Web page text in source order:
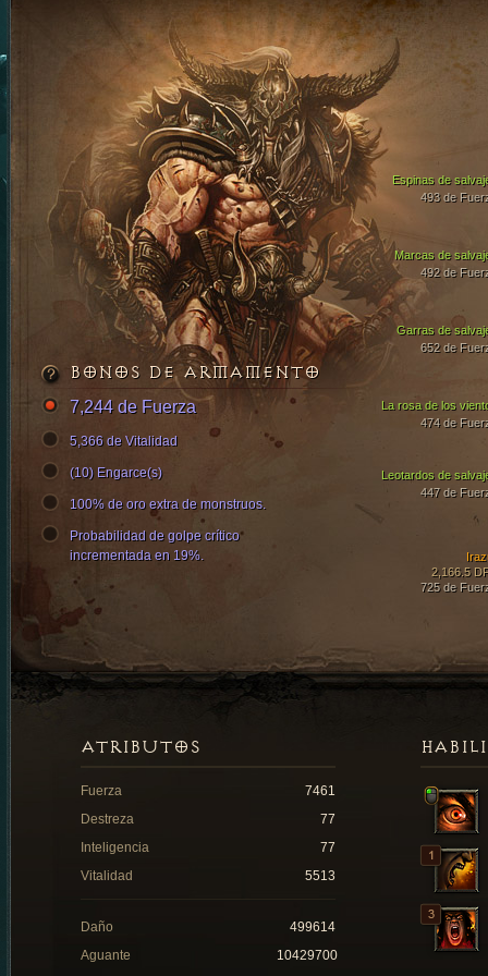
Marcas de
492 de
Garras de
652 de
Espinas de
493 de
Leotardos de
447 de
2,166.5
725 de
La rosa de los
474 de
BONOS DE ARMAMENTO
7,244 de Fuerza
5,366 de Vitalidad
(10) Engarce(s)
100% de oro extra de monstruos.
Probabilidad de golpe crítico
incrementada en 19%.
ATRIBUTOS
Fuerza
7461
Destreza
77
Inteligencia
77
Vitalidad
5513
Daño
499614
Aguante
10429700